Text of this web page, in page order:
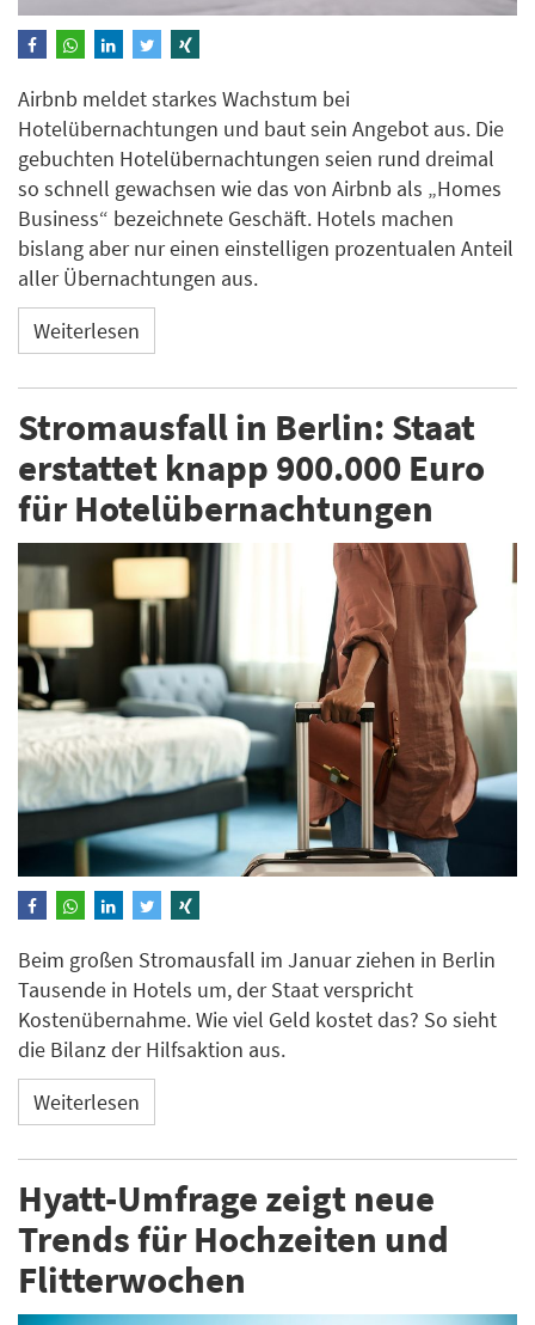
Airbnb meldet starkes Wachstum bei
Hotelübernachtungen und baut sein Angebot aus. Die
gebuchten Hotelübernachtungen seien rund dreimal
so schnell gewachsen wie das von Airbnb als „Homes
Business“ bezeichnete Geschäft. Hotels machen
bislang aber nur einen einstelligen prozentualen Anteil
aller Übernachtungen aus.
Weiterlesen
Stromausfall in Berlin: Staat
erstattet knapp 900.000 Euro
für Hotelübernachtungen
Beim großen Stromausfall im Januar ziehen in Berlin
Tausende in Hotels um, der Staat verspricht
Kostenübernahme. Wie viel Geld kostet das? So sieht
die Bilanz der Hilfsaktion aus.
Weiterlesen
Hyatt-Umfrage zeigt neue
Trends für Hochzeiten und
Flitterwochen